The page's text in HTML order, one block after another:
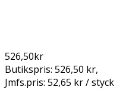
526,50kr
Butikspris: 526,50 kr,
Jmfs.pris: 52,65 kr / styck